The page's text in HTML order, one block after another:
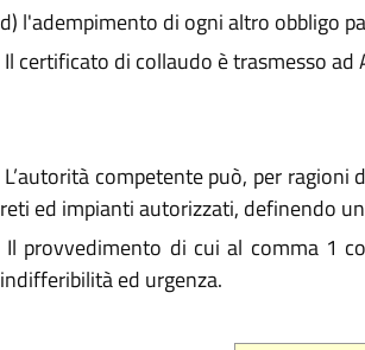
d) l'adempimento di ogni altro obbligo
Il certificato di collaudo è trasmesso ad
L’autorità competente può, per
reti ed impianti autorizzati, definendo
Il provvedimento di cui al comma 1
indifferibilità ed urgenza.